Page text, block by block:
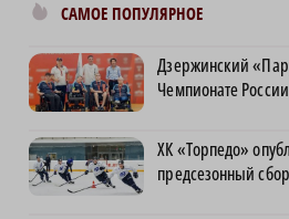
САМОЕ ПОПУЛЯРНОЕ
Дзержинский
Чемпионате
ХК «Торпедо»
предсезонный сбор